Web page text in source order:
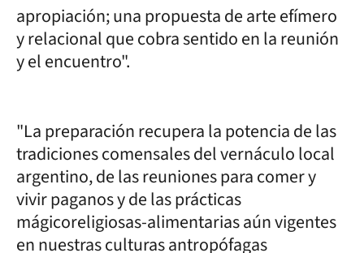
apropiación; una propuesta de arte efímero
y relacional que cobra sentido en la reunión
y el encuentro".
"La preparación recupera la potencia de las
tradiciones comensales del vernáculo local
argentino, de las reuniones para comer y
vivir paganos y de las prácticas
mágicoreligiosas-alimentarias aún vigentes
en nuestras culturas antropófagas